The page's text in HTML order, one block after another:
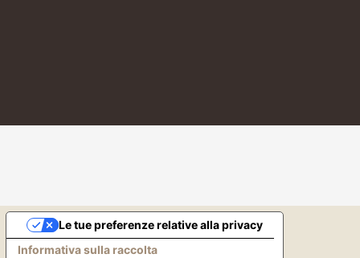
Informativa sulla raccolta
Le tue preferenze relative alla privacy